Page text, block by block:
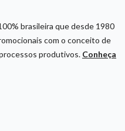
brasileira que desde 1980
com o conceito de
produtivos. Conheça